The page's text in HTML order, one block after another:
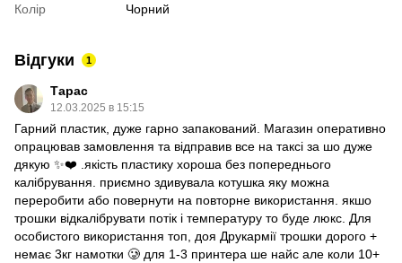
Колір
Чорний
Відгуки 1
Тарас
12.03.2025 в 15:15
Гарний пластик, дуже гарно запакований. Магазин оперативно
опрацював замовлення та відправив все на таксі за шо дуже
дякую ✨❤️ .якість пластику хороша без попереднього
калібрування. приємно здивувала котушка яку можна
переробити або повернути на повторне використання. якшо
трошки відкалібрувати потік і температуру то буде люкс. Для
особистого використання топ, доя Друкармії трошки дорого +
немає 3кг намотки 🥲 для 1-3 принтера ше найс але коли 10+